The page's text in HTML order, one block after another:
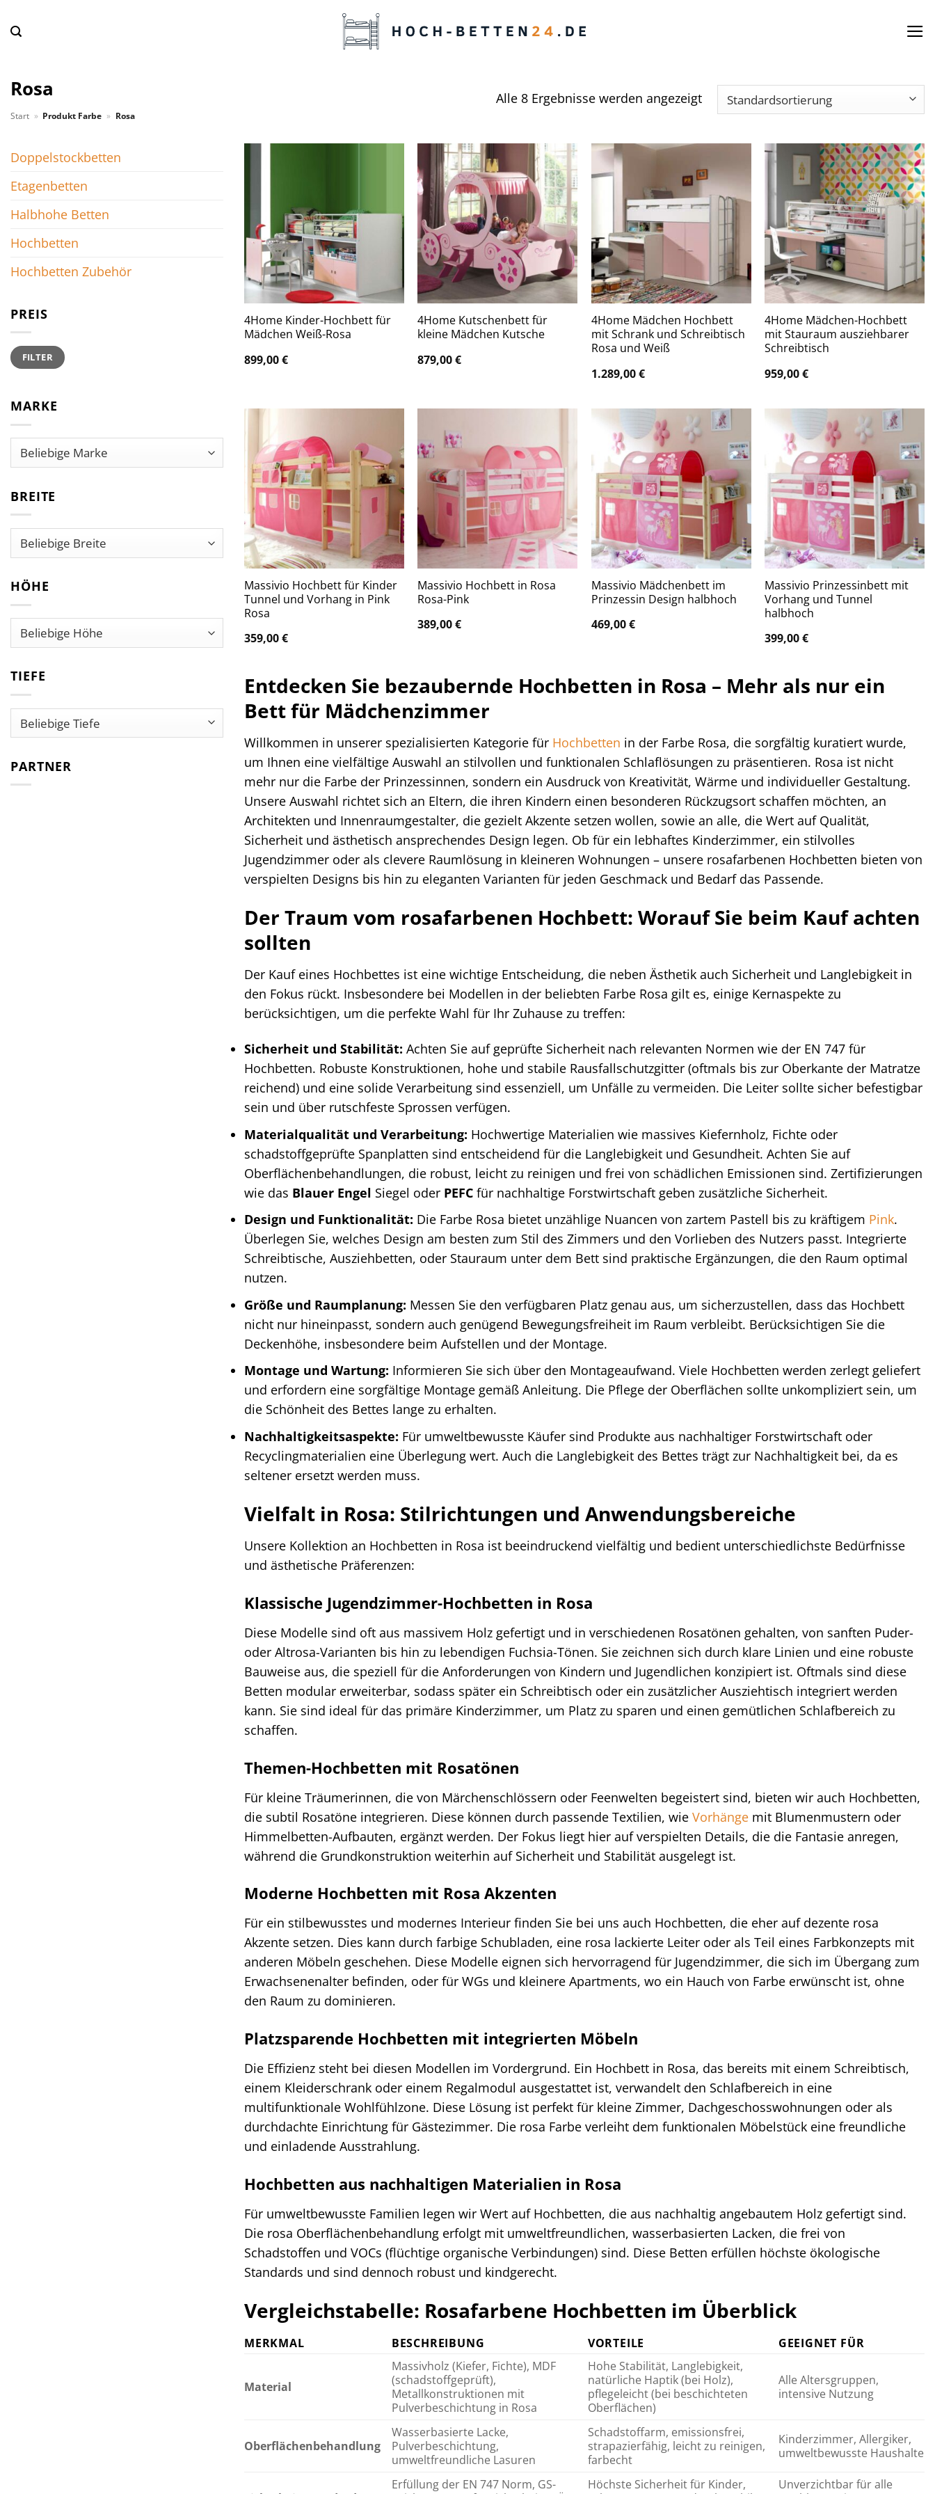
Inhalt
Rosa
Start » Produkt Farbe » Rosa
Alle 8 Ergebnisse werden angezeigt
Doppelstockbetten
Etagenbetten
Halbhohe Betten
Hochbetten
Hochbetten Zubehör
PREIS
Min.
Preis
Max.
PreisFILTER
MARKE
BREITE
HÖHE
TIEFE
PARTNER
4Home Kinder-Hochbett für
Mädchen Weiß-Rosa
899,00€
4Home Kutschenbett für
kleine Mädchen Kutsche
879,00€
4Home Mädchen Hochbett
mit Schrank und Schreibtisch
Rosa und Weiß
1.289,00€
4Home Mädchen-Hochbett
mit Stauraum ausziehbarer
Schreibtisch
959,00€
Massivio Hochbett für Kinder
Tunnel und Vorhang in Pink
Rosa
359,00€
Massivio Hochbett in Rosa
Rosa-Pink
389,00€
Massivio Mädchenbett im
Prinzessin Design halbhoch
469,00€
Massivio Prinzessinbett mit
Vorhang und Tunnel
halbhoch
399,00€
Entdecken Sie bezaubernde Hochbetten in Rosa – Mehr als nur ein
Bett für Mädchenzimmer
Willkommen in unserer spezialisierten Kategorie für Hochbetten in der Farbe Rosa, die sorgfältig kuratiert wurde,
um Ihnen eine vielfältige Auswahl an stilvollen und funktionalen Schlaflösungen zu präsentieren. Rosa ist nicht
mehr nur die Farbe der Prinzessinnen, sondern ein Ausdruck von Kreativität, Wärme und individueller Gestaltung.
Unsere Auswahl richtet sich an Eltern, die ihren Kindern einen besonderen Rückzugsort schaffen möchten, an
Architekten und Innenraumgestalter, die gezielt Akzente setzen wollen, sowie an alle, die Wert auf Qualität,
Sicherheit und ästhetisch ansprechendes Design legen. Ob für ein lebhaftes Kinderzimmer, ein stilvolles
Jugendzimmer oder als clevere Raumlösung in kleineren Wohnungen – unsere rosafarbenen Hochbetten bieten von
verspielten Designs bis hin zu eleganten Varianten für jeden Geschmack und Bedarf das Passende.
Der Traum vom rosafarbenen Hochbett: Worauf Sie beim Kauf achten
sollten
Der Kauf eines Hochbettes ist eine wichtige Entscheidung, die neben Ästhetik auch Sicherheit und Langlebigkeit in
den Fokus rückt. Insbesondere bei Modellen in der beliebten Farbe Rosa gilt es, einige Kernaspekte zu
berücksichtigen, um die perfekte Wahl für Ihr Zuhause zu treffen:
Sicherheit und Stabilität: Achten Sie auf geprüfte Sicherheit nach relevanten Normen wie der EN 747 für
Hochbetten. Robuste Konstruktionen, hohe und stabile Rausfallschutzgitter (oftmals bis zur Oberkante der Matratze
reichend) und eine solide Verarbeitung sind essenziell, um Unfälle zu vermeiden. Die Leiter sollte sicher befestigbar
sein und über rutschfeste Sprossen verfügen.
Materialqualität und Verarbeitung: Hochwertige Materialien wie massives Kiefernholz, Fichte oder
schadstoffgeprüfte Spanplatten sind entscheidend für die Langlebigkeit und Gesundheit. Achten Sie auf
Oberflächenbehandlungen, die robust, leicht zu reinigen und frei von schädlichen Emissionen sind. Zertifizierungen
wie das Blauer Engel Siegel oder PEFC für nachhaltige Forstwirtschaft geben zusätzliche Sicherheit.
Design und Funktionalität: Die Farbe Rosa bietet unzählige Nuancen von zartem Pastell bis zu kräftigem Pink.
Überlegen Sie, welches Design am besten zum Stil des Zimmers und den Vorlieben des Nutzers passt. Integrierte
Schreibtische, Ausziehbetten, oder Stauraum unter dem Bett sind praktische Ergänzungen, die den Raum optimal
nutzen.
Größe und Raumplanung: Messen Sie den verfügbaren Platz genau aus, um sicherzustellen, dass das Hochbett
nicht nur hineinpasst, sondern auch genügend Bewegungsfreiheit im Raum verbleibt. Berücksichtigen Sie die
Deckenhöhe, insbesondere beim Aufstellen und der Montage.
Montage und Wartung: Informieren Sie sich über den Montageaufwand. Viele Hochbetten werden zerlegt geliefert
und erfordern eine sorgfältige Montage gemäß Anleitung. Die Pflege der Oberflächen sollte unkompliziert sein, um
die Schönheit des Bettes lange zu erhalten.
Nachhaltigkeitsaspekte: Für umweltbewusste Käufer sind Produkte aus nachhaltiger Forstwirtschaft oder
Recyclingmaterialien eine Überlegung wert. Auch die Langlebigkeit des Bettes trägt zur Nachhaltigkeit bei, da es
seltener ersetzt werden muss.
Vielfalt in Rosa: Stilrichtungen und Anwendungsbereiche
Unsere Kollektion an Hochbetten in Rosa ist beeindruckend vielfältig und bedient unterschiedlichste Bedürfnisse
und ästhetische Präferenzen:
Klassische Jugendzimmer-Hochbetten in Rosa
Diese Modelle sind oft aus massivem Holz gefertigt und in verschiedenen Rosatönen gehalten, von sanften Puder-
oder Altrosa-Varianten bis hin zu lebendigen Fuchsia-Tönen. Sie zeichnen sich durch klare Linien und eine robuste
Bauweise aus, die speziell für die Anforderungen von Kindern und Jugendlichen konzipiert ist. Oftmals sind diese
Betten modular erweiterbar, sodass später ein Schreibtisch oder ein zusätzlicher Ausziehtisch integriert werden
kann. Sie sind ideal für das primäre Kinderzimmer, um Platz zu sparen und einen gemütlichen Schlafbereich zu
schaffen.
Themen-Hochbetten mit Rosatönen
Für kleine Träumerinnen, die von Märchenschlössern oder Feenwelten begeistert sind, bieten wir auch Hochbetten,
die subtil Rosatöne integrieren. Diese können durch passende Textilien, wie Vorhänge mit Blumenmustern oder
Himmelbetten-Aufbauten, ergänzt werden. Der Fokus liegt hier auf verspielten Details, die die Fantasie anregen,
während die Grundkonstruktion weiterhin auf Sicherheit und Stabilität ausgelegt ist.
Moderne Hochbetten mit Rosa Akzenten
Für ein stilbewusstes und modernes Interieur finden Sie bei uns auch Hochbetten, die eher auf dezente rosa
Akzente setzen. Dies kann durch farbige Schubladen, eine rosa lackierte Leiter oder als Teil eines Farbkonzepts mit
anderen Möbeln geschehen. Diese Modelle eignen sich hervorragend für Jugendzimmer, die sich im Übergang zum
Erwachsenenalter befinden, oder für WGs und kleinere Apartments, wo ein Hauch von Farbe erwünscht ist, ohne
den Raum zu dominieren.
Platzsparende Hochbetten mit integrierten Möbeln
Die Effizienz steht bei diesen Modellen im Vordergrund. Ein Hochbett in Rosa, das bereits mit einem Schreibtisch,
einem Kleiderschrank oder einem Regalmodul ausgestattet ist, verwandelt den Schlafbereich in eine
multifunktionale Wohlfühlzone. Diese Lösung ist perfekt für kleine Zimmer, Dachgeschosswohnungen oder als
durchdachte Einrichtung für Gästezimmer. Die rosa Farbe verleiht dem funktionalen Möbelstück eine freundliche
und einladende Ausstrahlung.
Hochbetten aus nachhaltigen Materialien in Rosa
Für umweltbewusste Familien legen wir Wert auf Hochbetten, die aus nachhaltig angebautem Holz gefertigt sind.
Die rosa Oberflächenbehandlung erfolgt mit umweltfreundlichen, wasserbasierten Lacken, die frei von
Schadstoffen und VOCs (flüchtige organische Verbindungen) sind. Diese Betten erfüllen höchste ökologische
Standards und sind dennoch robust und kindgerecht.
Vergleichstabelle: Rosafarbene Hochbetten im Überblick
MERKMAL BESCHREIBUNG VORTEILE GEEIGNET FÜR
Material
Massivholz (Kiefer, Fichte), MDF
(schadstoffgeprüft),
Metallkonstruktionen mit
Pulverbeschichtung in Rosa
Hohe Stabilität, Langlebigkeit,
natürliche Haptik (bei Holz),
pflegeleicht (bei beschichteten
Oberflächen)
Alle Altersgruppen,
intensive Nutzung
Oberflächenbehandlung
Wasserbasierte Lacke,
Pulverbeschichtung,
umweltfreundliche Lasuren
Schadstoffarm, emissionsfrei,
strapazierfähig, leicht zu reinigen,
farbecht
Kinderzimmer, Allergiker,
umweltbewusste Haushalte
Erfüllung der EN 747 Norm, GS-
Höchste Sicherheit für Kinder,
Unverzichtbar für alle